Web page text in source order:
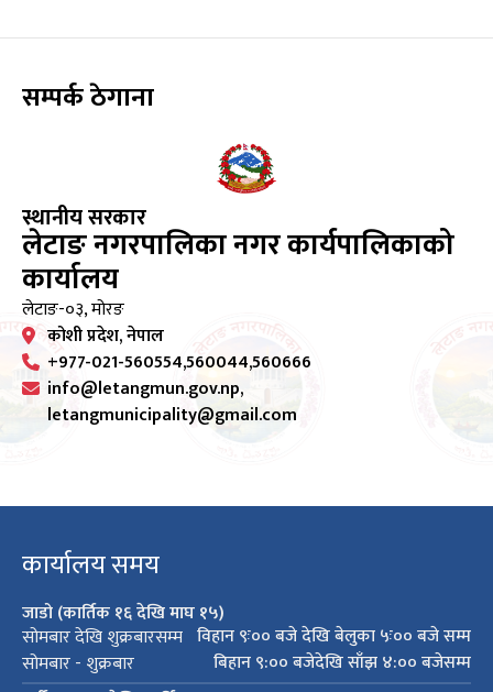
सम्पर्क ठेगाना
स्थानीय सरकार
लेटाङ नगरपालिका नगर कार्यपालिकाको
कार्यालय
लेटाङ-०३, मोरङ
कोशी प्रदेश, नेपाल
+977-021-560554,560044,560666
info@letangmun.gov.np,
letangmunicipality@gmail.com
कार्यालय समय
जाडो (कार्तिक १६ देखि माघ १५)
सोमबार देखि शुक्रबारसम्म विहान ९ः०० बजे देखि बेलुका ५ः०० बजे सम्म
सोमबार - शुक्रबार
बिहान ९:०० बजेदेखि साँझ ४:०० बजेसम्म